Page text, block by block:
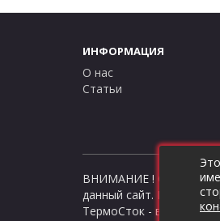
ИНФОРМАЦИЯ
О нас
Статьи
ВНИМАНИЕ ! Совершая
данный сайт. Цены и
ТермоСток - все для